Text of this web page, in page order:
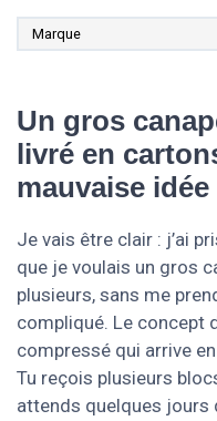
Marque
Un gros
livré en
mauvaise idée
Je vais être clair : j’ai
que je voulais un gros
plusieurs, sans me
compliqué. Le concept
compressé qui arrive
Tu reçois plusieurs
attends quelques jours